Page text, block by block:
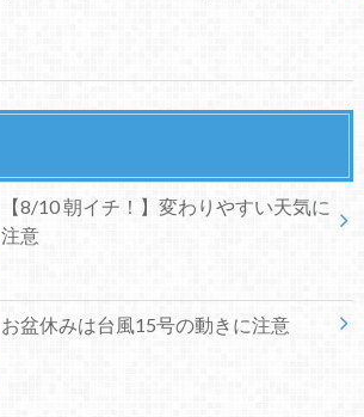
【8/10 朝イチ！】変わりやすい天気に
注意
お盆休みは台風15号の動きに注意